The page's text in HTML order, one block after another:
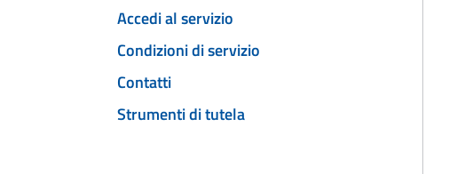
Accedi al servizio
Condizioni di servizio
Contatti
Strumenti di tutela